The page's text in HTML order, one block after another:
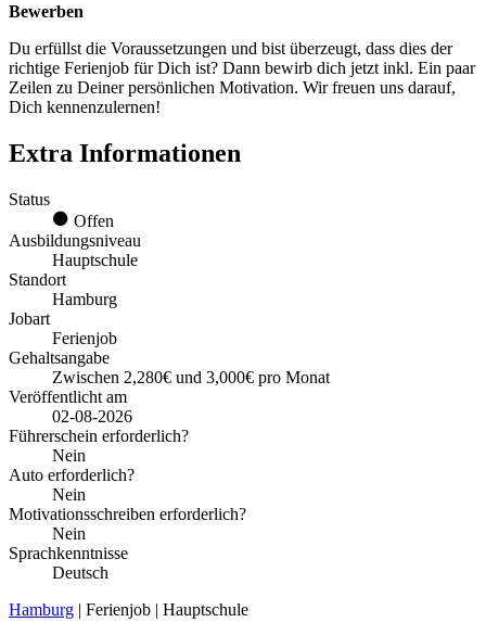
Bewerben
Du erfüllst die Voraussetzungen und bist überzeugt, dass dies der
richtige Ferienjob für Dich ist? Dann bewirb dich jetzt inkl. Ein paar
Zeilen zu Deiner persönlichen Motivation. Wir freuen uns darauf,
Dich kennenzulernen!
Extra Informationen
Status
Offen
Ausbildungsniveau
Hauptschule
Standort
Hamburg
Jobart
Ferienjob
Gehaltsangabe
Zwischen 2,280€ und 3,000€ pro Monat
Veröffentlicht am
02-08-2026
Führerschein erforderlich?
Nein
Auto erforderlich?
Nein
Motivationsschreiben erforderlich?
Nein
Sprachkenntnisse
Deutsch
Hamburg | Ferienjob | Hauptschule